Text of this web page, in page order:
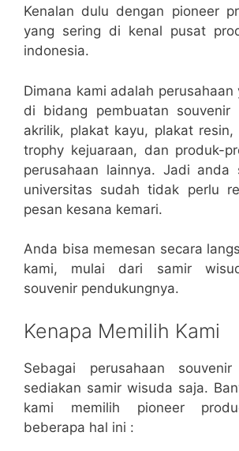
Kenalan dulu dengan pioneer
yang sering di kenal pusat
indonesia.
Dimana kami adalah
di bidang pembuatan souvenir
akrilik, plakat kayu, plakat resin,
trophy kejuaraan, dan produk-
perusahaan lainnya. Jadi anda
universitas sudah tidak perlu
pesan kesana kemari.
Anda bisa memesan secara
kami, mulai dari samir
souvenir pendukungnya.
Kenapa Memilih Kami
Sebagai perusahaan
sediakan samir wisuda saja.
kami memilih pioneer
beberapa hal ini :